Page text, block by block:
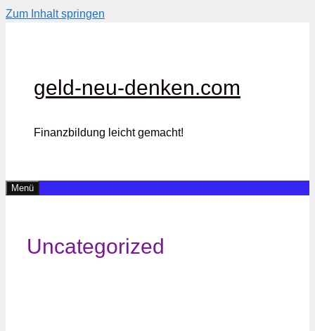
Zum Inhalt springen
geld-neu-denken.com
Finanzbildung leicht gemacht!
Menü
Uncategorized